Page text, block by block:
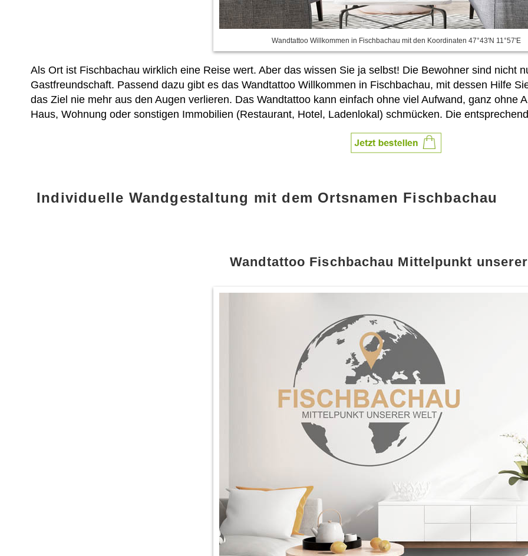
Wandtattoo Willkommen in Fischbachau mit den Koordinaten 47°43'N 11°57'E
Als Ort ist Fischbachau wirklich eine Reise wert. Aber das wissen Sie ja selbst! Die Bewohner sind nicht
Gastfreundschaft. Passend dazu gibt es das Wandtattoo Willkommen in Fischbachau, mit dessen Hilfe
das Ziel nie mehr aus den Augen verlieren. Das Wandtattoo kann einfach ohne viel Aufwand, ganz ohne
Haus, Wohnung oder sonstigen Immobilien (Restaurant, Hotel, Ladenlokal) schmücken. Die
Individuelle Wandgestaltung mit dem Ortsnamen Fischbachau
Wandtattoo Fischbachau Mittelpunkt